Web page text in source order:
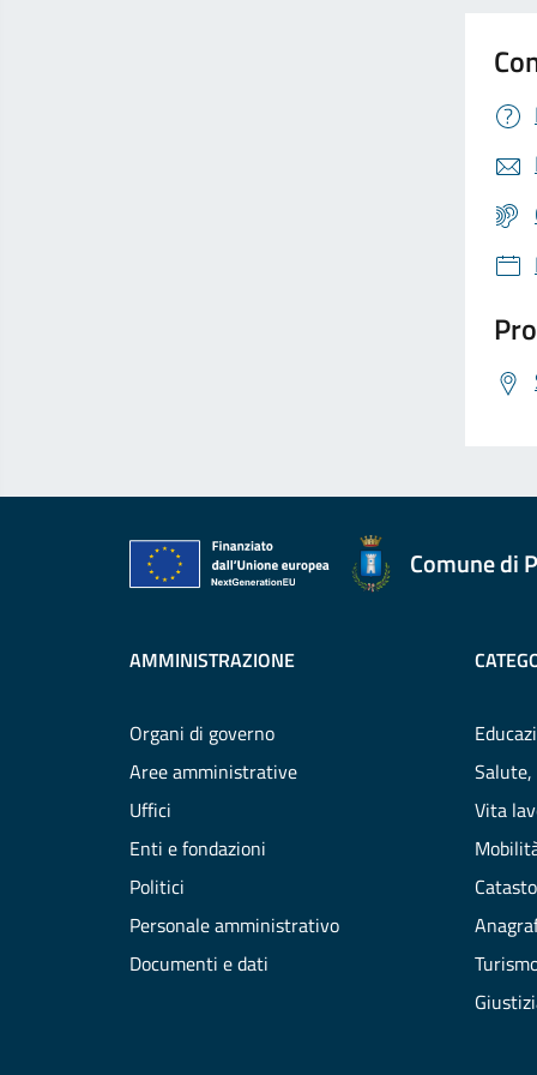
Comune di
AMMINISTRAZIONE
Organi di governo
Aree amministrative
Uffici
Enti e fondazioni
Politici
Personale amministrativo
Documenti e dati
Salute,
Vita